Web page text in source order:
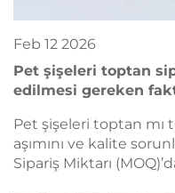
Feb 12 2026
Pet şişeleri toptan
edilmesi gereken
Pet şişeleri toptan mı
aşımını ve kalite
Sipariş Miktarı